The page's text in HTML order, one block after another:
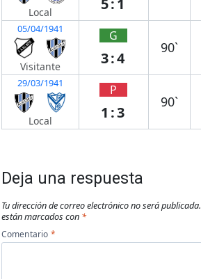
Local
05/04/1941
Visitante
G
3:4
90`
29/03/1941
Local
P
1:3
90`
Deja una respuesta
Tu dirección de correo electrónico no será publicada.
están marcados con *
Comentario *